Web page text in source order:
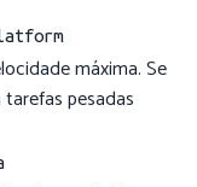
máxima. Se
pesadas